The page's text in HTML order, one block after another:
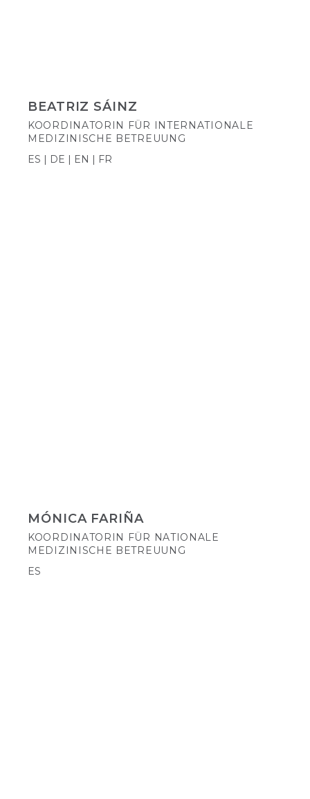
BEATRIZ SÁINZ
KOORDINATORIN FÜR INTERNATIONALE
MEDIZINISCHE BETREUUNG
ES | DE | EN | FR
MÓNICA FARIÑA
KOORDINATORIN FÜR NATIONALE
MEDIZINISCHE BETREUUNG
ES